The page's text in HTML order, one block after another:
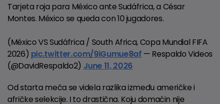
Tarjeta roja para México ante Sudáfrica, a César
Montes. México se queda con 10 jugadores.
(México VS Sudáfrica / South Africa, Copa Mundial FIFA
2026) pic.twitter.com/9iGumue8af — Respaldo Videos
(@DavidRespaldo2) June 11, 2026
Od starta meča se videla razlika između američke i
afričke selekcije. I to drastična. Koju domaćin nije